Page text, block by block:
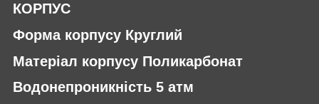
КОРПУС
Форма корпусу Круглий
Матеріал корпусу Поликарбонат
Водонепроникність 5 атм